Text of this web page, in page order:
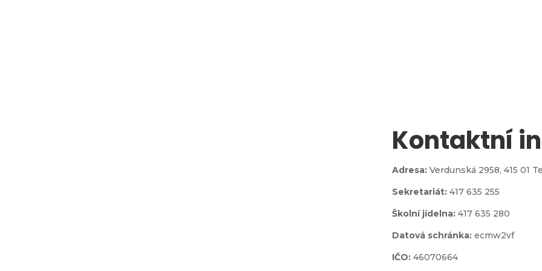
Kontaktní
Adresa: Verdunská 2958,415 01
Sekretariát: 417 635 255
Školní jídelna:417 635 280
Datová schránka: ecmw2vf
IČO: 46070664